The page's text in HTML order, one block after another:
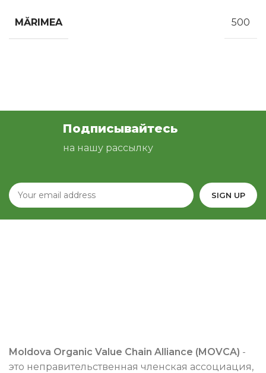
MĂRIMEA 500
Подписывайтесь
на нашу рассылку
Moldova Organic Value Chain Alliance (MOVCA) -
это неправительственная членская ассоциация,